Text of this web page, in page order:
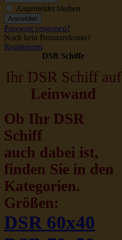
Angemeldet bleiben
Passwort vergessen?
Noch kein Benutzerkonto?
Registrieren
DSR Schiffe
Ihr DSR Schiff auf
Leinwand
Ob Ihr DSR
Schiff
auch dabei ist,
finden Sie in den
Kategorien.
Größen:
DSR 60x40